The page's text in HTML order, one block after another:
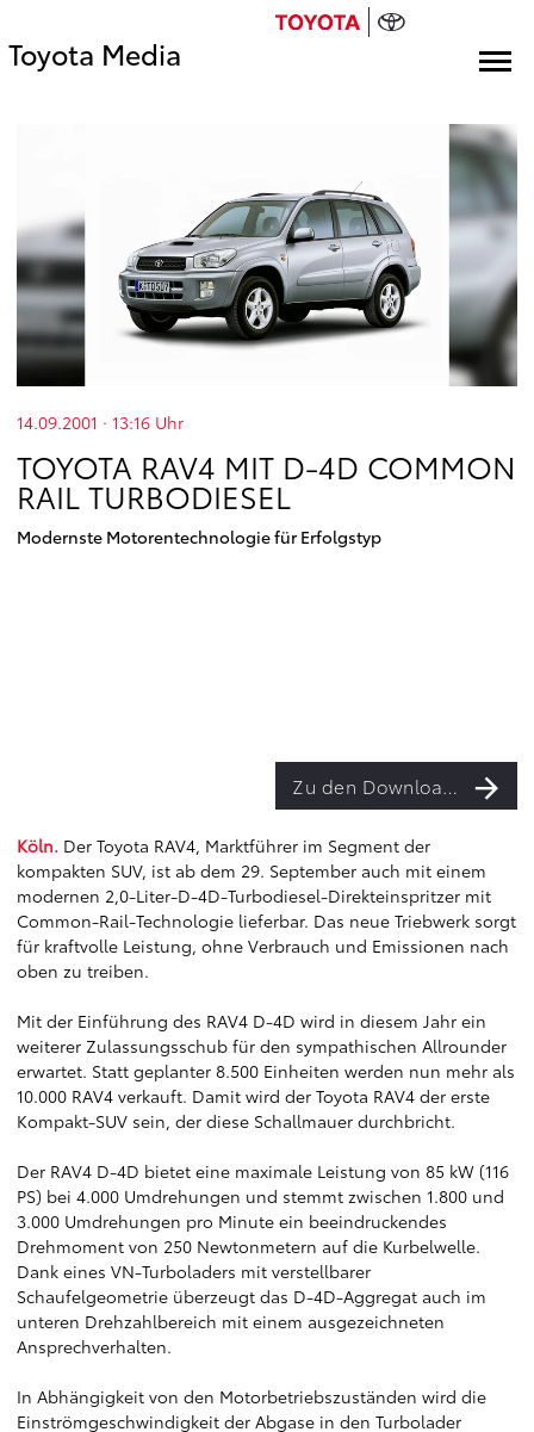
Toyota Media
14.09.2001 · 13:16 Uhr
TOYOTA RAV4 MIT D-4D COMMON
RAIL TURBODIESEL
Modernste Motorentechnologie für Erfolgstyp
Zu den Downloads
Köln. Der Toyota RAV4, Marktführer im Segment der
kompakten SUV, ist ab dem 29. September auch mit einem
modernen 2,0-Liter-D-4D-Turbodiesel-Direkteinspritzer mit
Common-Rail-Technologie lieferbar. Das neue Triebwerk sorgt
für kraftvolle Leistung, ohne Verbrauch und Emissionen nach
oben zu treiben.
Mit der Einführung des RAV4 D-4D wird in diesem Jahr ein
weiterer Zulassungsschub für den sympathischen Allrounder
erwartet. Statt geplanter 8.500 Einheiten werden nun mehr als
10.000 RAV4 verkauft. Damit wird der Toyota RAV4 der erste
Kompakt-SUV sein, der diese Schallmauer durchbricht.
Der RAV4 D-4D bietet eine maximale Leistung von 85 kW (116
PS) bei 4.000 Umdrehungen und stemmt zwischen 1.800 und
3.000 Umdrehungen pro Minute ein beeindruckendes
Drehmoment von 250 Newtonmetern auf die Kurbelwelle.
Dank eines VN-Turboladers mit verstellbarer
Schaufelgeometrie überzeugt das D-4D-Aggregat auch im
unteren Drehzahlbereich mit einem ausgezeichneten
Ansprechverhalten.
In Abhängigkeit von den Motorbetriebszuständen wird die
Einströmgeschwindigkeit der Abgase in den Turbolader